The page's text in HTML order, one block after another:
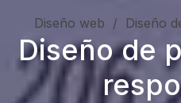
Diseño web Diseño
Diseño de